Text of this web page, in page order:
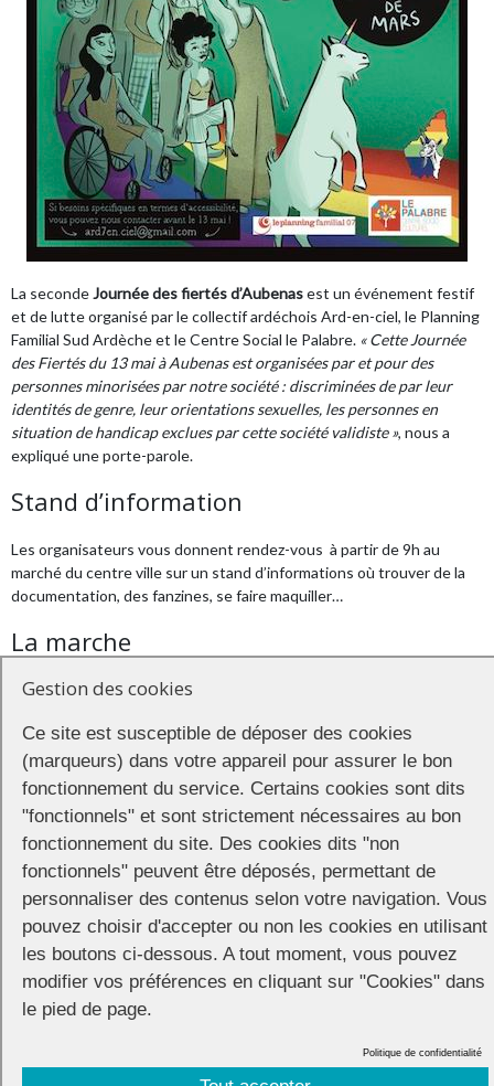
La secondeJournée des fiertés d’Aubenasest un événement festif
et de lutte organisé par le collectif ardéchois Ard-en-ciel, le Planning
Familial Sud Ardèche et le Centre Social le Palabre. « Cette Journée
des Fiertés du 13 mai à Aubenas est organisées par et pour des
personnes minorisées par notre société : discriminées de par leur
identités de genre, leur orientations sexuelles, les personnes en
situation de handicap exclues par cette société validiste », nous a
expliqué une porte-parole.
Stand d’information
Les organisateurs vous donnent rendez-vous à partir de 9h au
marché du centre ville sur un stand d’informations où trouver de la
documentation, des fanzines, se faire maquiller…
La marche
Rendez-vous à 17h sur la place du Champs de Mars (la poste) pour
les rues du centre-ville Itinéraire :
bd de Vernon → place général de Gaulle → bd Pasteur → place de la
bd Gambetta → bd de Vernon
et retour sur la place du Champs de Mars.
La soirée
A partir de 19h une soirée conviviale est organisée par Ard-en-ciel.
Stands d’association. Repas à prix libre. Karaoké. DJ sets.
Gestion des cookies
Ce site est susceptible de déposer des cookies
(marqueurs) dans votre appareil pour assurer le bon
fonctionnement du service. Certains cookies sont dits
"fonctionnels" et sont strictement nécessaires au bon
fonctionnement du site. Des cookies dits "non
fonctionnels" peuvent être déposés, permettant de
personnaliser des contenus selon votre navigation. Vous
pouvez choisir d'accepter ou non les cookies en utilisant
les boutons ci-dessous. A tout moment, vous pouvez
modifier vos préférences en cliquant sur "Cookies" dans
le pied de page.
Politique de confidentialité